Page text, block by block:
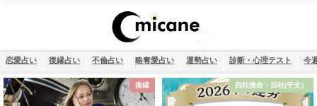
恋愛占い 復縁占い 不倫占い 略奪愛占い 運勢占い 診断・心理テスト 今
四柱推命・日柱(干支） 運勢占い